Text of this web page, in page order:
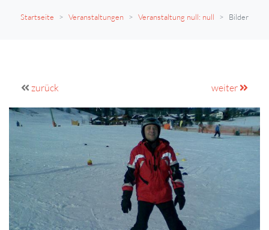
Startseite Veranstaltungen Veranstaltung null: null Bilder
zurück weiter